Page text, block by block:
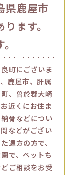
県鹿屋市
ます。
町にございま
鹿屋市、肝属
、曽於郡大崎
近くにお住ま
骨などについ
などがござい
遠方の方で、
で、ペットち
ご相談をお受